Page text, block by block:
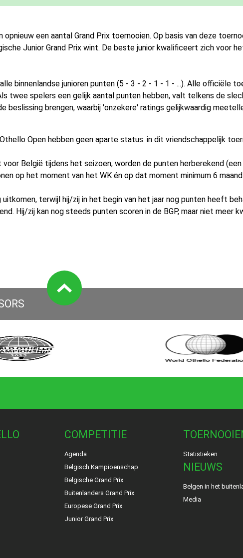
een aantal Grand Prix toernooien. Op basis van deze
Junior Grand Prix wint. De beste junior kwalificeert zich voor
binnenlandse junioren punten (5 - 3 - 2 - 1 - 1 - ...). Alle officiële
twee spelers een gelijk aantal punten hebben, valt telkens de
beslissing brengen, waarbij 'onzekere' ratings gelijkwaardig
Open hebben geen aparte status: in dit vriendschappelijk
België tijdens het seizoen, worden de punten herberekend
op het moment van het WK én op dat moment minimum 6
terwijl hij/zij in het begin van het jaar nog punten heeft
Hij/zij kan nog steeds punten scoren in de BGP, maar niet meer
COMPETITIE
Agenda
Belgisch Kampioenschap
Belgische Grand Prix
Buitenlanders Grand Prix
Europese Grand Prix
Junior Grand Prix
Statistieken
NIEUWS
Belgen in het
Media